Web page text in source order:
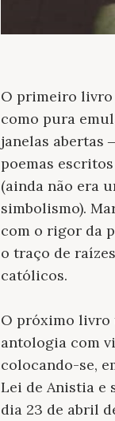
O primeiro livro
como pura
janelas abertas
poemas
(ainda não era
simbolismo).
com o rigor da
o traço de
católicos.
O próximo livro
antologia com
colocando-se,
Lei de Anistia e
dia 23 de abril